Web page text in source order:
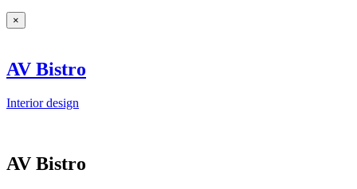
×
AV Bistro
Interior design
AV Bistro